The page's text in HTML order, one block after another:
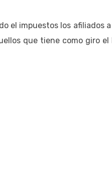
el impuestos los afiliados
que tiene como giro el